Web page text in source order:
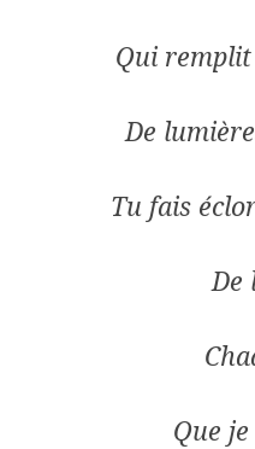
Qui remplit
De
Tu fais
De
Que